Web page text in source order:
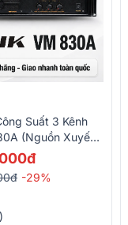
Suất 3 Kênh
(Nguồn Xuyến,
-29%